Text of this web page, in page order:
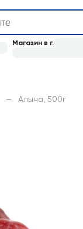
Магазин в г.
— Алыча, 500г